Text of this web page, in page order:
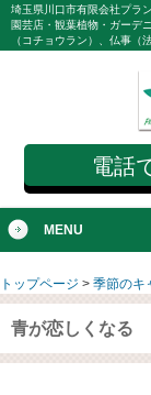
埼玉県川口市有限会社プラ
園芸店・観葉植物・ガーデ
（コチョウラン）、仏事（
電話
MENU
トップページ > 季節のキ
青が恋しくなる